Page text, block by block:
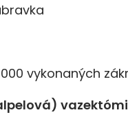
vykonaných